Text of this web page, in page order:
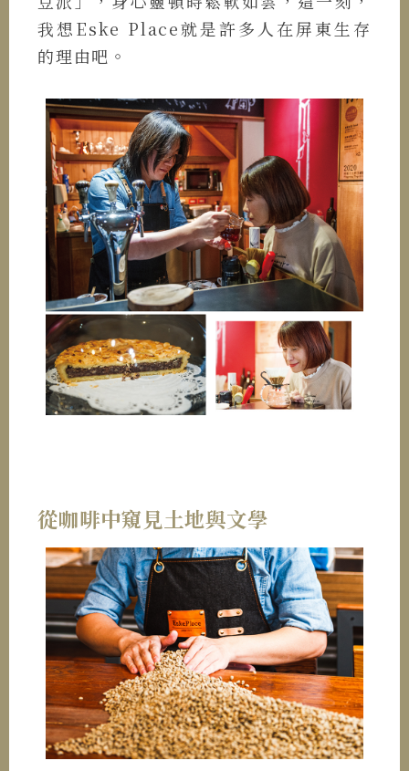
我想Eske Place就是許多人在屏東生存
的理由吧。
從咖啡中窺見土地與文學